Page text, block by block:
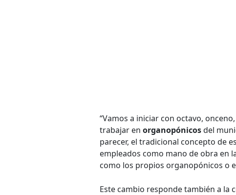
“Vamos a iniciar con octavo,
trabajar en organopónicosdel
parecer, el tradicional concepto de
empleados como mano de obra en
como los propios organopónicos o
Este cambio responde también a la